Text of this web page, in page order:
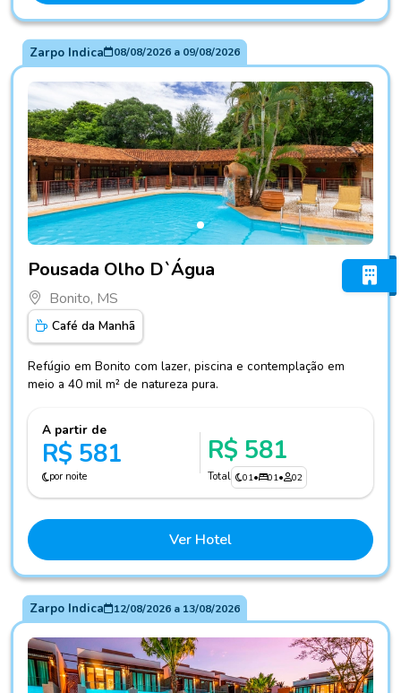
Zarpo Indica 08/08/2026a 09/08/2026
Fotos do hotel Pousada Olho D`Água
Pousada Olho D`Água
Bonito, MS
Café da Manhã
Refúgio em Bonito com lazer, piscina e contemplação em
meio a 40 mil m² de natureza pura.
A partir de
R$ 581
por noite
R$ 581
Total 01• 01• 02
Ver Hotel
Zarpo Indica 12/08/2026a 13/08/2026